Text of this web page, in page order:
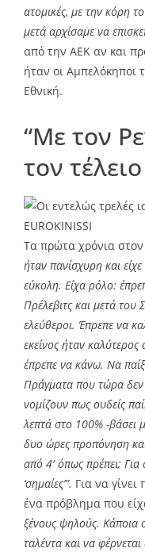
ατομικές, με την κόρη
μετά αρχίσαμε να
από την ΑΕΚ αν και
ήταν οι Αμπελόκηποι
Eθνική.
“Με τον
τον
EUROKINISSI
Τα πρώτα χρόνια
ήταν πανίσχυρη και
εύκολη. Είχα ρόλο:
Πρέλεβιτς και μετά του
ελεύθεροι. Έπρεπε να
εκείνος ήταν
έπρεπε να κάνω. Να
Πράγματα που τώρα δεν
νομίζουν πως ουδείς
λεπτά στο 100% -βάσει
δυο ώρες προπόνηση
από 4′ όπως πρέπει;
‘σημαίες’”. Για να
ένα πρόβλημα που
ξένους ψηλούς. Κάποια
ταλέντα και να